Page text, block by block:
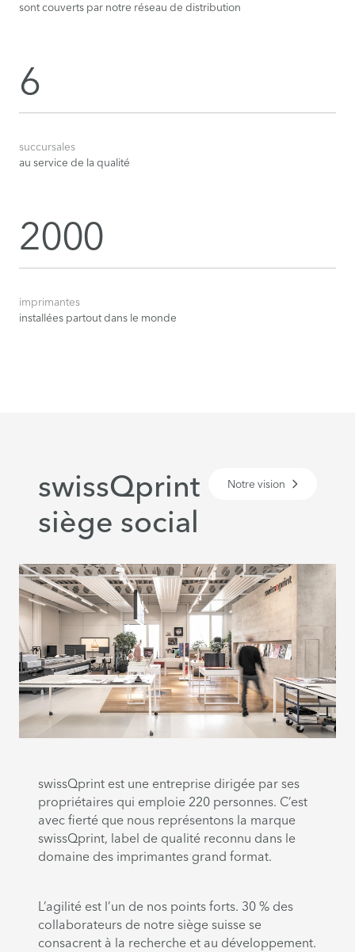
sont couverts par notre réseau de distribution
6
succursales
au service de la qualité
2000
imprimantes
installées partout dans le monde
swissQprint
siège social
Notre vision
swissQprint est une entreprise dirigée par ses
propriétaires qui emploie 220 personnes. C’est
avec fierté que nous représentons la marque
swissQprint, label de qualité reconnu dans le
domaine des imprimantes grand format.
L’agilité est l’un de nos points forts. 30 % des
collaborateurs de notre siège suisse se
consacrent à la recherche et au développement.